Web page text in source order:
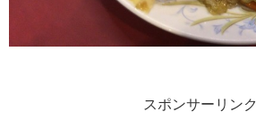
スポンサーリンク